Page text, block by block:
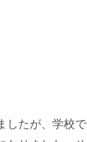
たが、学校